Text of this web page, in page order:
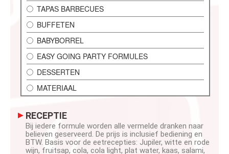
TAPAS BARBECUES
BUFFETEN
BABYBORREL
EASY GOING PARTY FORMULES
DESSERTEN
MATERIAAL
RECEPTIE
Bij iedere formule worden alle vermelde dranken naar
believen geserveerd. De prijs is inclusief bediening en
BTW. Basis voor de eetrecepties: Jupiler, witte en rode
wijn, fruitsap, cola, cola light, plat water, kaas, salami,